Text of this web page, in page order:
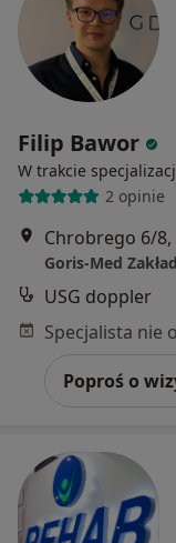
Filip Bawor
W trakcie
2 opinie
Chrobrego 6/
Goris-Med
USG doppler
Poproś o